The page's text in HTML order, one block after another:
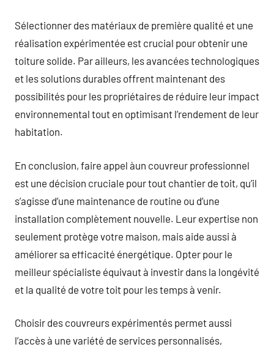
Sélectionner des matériaux de première qualité et une
réalisation expérimentée est crucial pour obtenir une
toiture solide. Par ailleurs, les avancées technologiques
et les solutions durables offrent maintenant des
possibilités pour les propriétaires de réduire leur impact
environnemental tout en optimisant l’rendement de leur
habitation.
En conclusion, faire appel àun couvreur professionnel
est une décision cruciale pour tout chantier de toit, qu’il
s’agisse d’une maintenance de routine ou d’une
installation complètement nouvelle. Leur expertise non
seulement protège votre maison, mais aide aussi à
améliorer sa efficacité énergétique. Opter pour le
meilleur spécialiste équivaut à investir dans la longévité
et la qualité de votre toit pour les temps à venir.
Choisir des couvreurs expérimentés permet aussi
l’accès à une variété de services personnalisés,